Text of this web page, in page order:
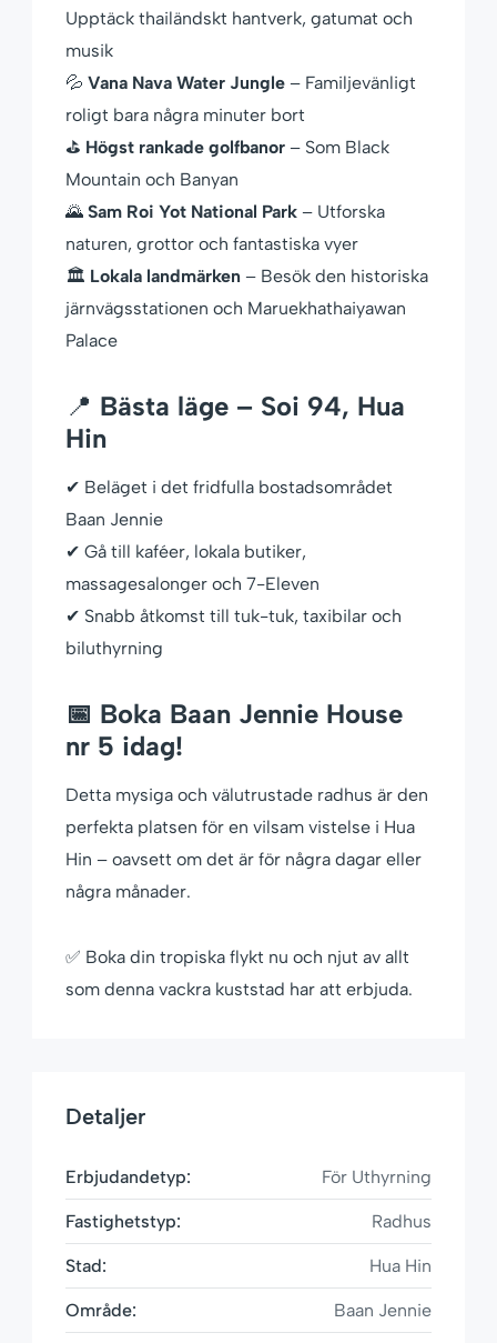
Upptäck thailändskt hantverk, gatumat och
musik
💦 Vana Nava Water Jungle – Familjevänligt
roligt bara några minuter bort
⛳ Högst rankade golfbanor – Som Black
Mountain och Banyan
🌄 Sam Roi Yot National Park – Utforska
naturen, grottor och fantastiska vyer
🏛 Lokala landmärken – Besök den historiska
järnvägsstationen och Maruekhathaiyawan
Palace
📍 Bästa läge – Soi 94, Hua
Hin
✔ Beläget i det fridfulla bostadsområdet
Baan Jennie
✔ Gå till kaféer, lokala butiker,
massagesalonger och 7-Eleven
✔ Snabb åtkomst till tuk-tuk, taxibilar och
biluthyrning
📅 Boka Baan Jennie House
nr 5 idag!
Detta mysiga och välutrustade radhus är den
perfekta platsen för en vilsam vistelse i Hua
Hin – oavsett om det är för några dagar eller
några månader.
✅ Boka din tropiska flykt nu och njut av allt
som denna vackra kuststad har att erbjuda.
Detaljer
Erbjudandetyp: För Uthyrning
Fastighetstyp: Radhus
Stad: Hua Hin
Område: Baan Jennie